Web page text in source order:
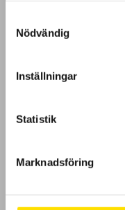
Nödvändig
Inställningar
Statistik
Marknadsföring